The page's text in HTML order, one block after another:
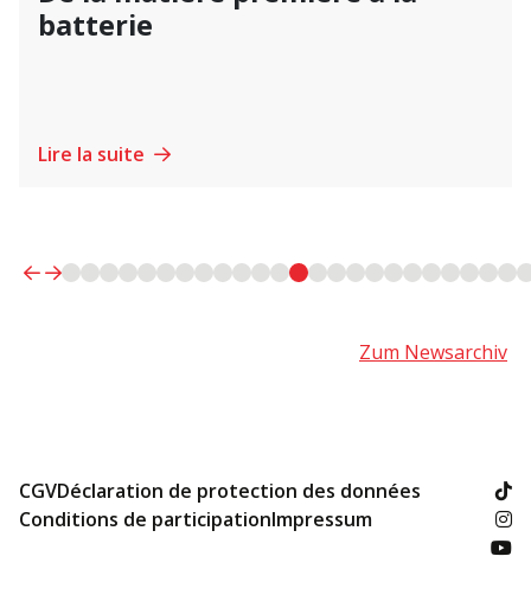
batterie
Lire la suite
Zum Newsarchiv
CGVDéclaration de protection des données
Conditions de participationImpressum